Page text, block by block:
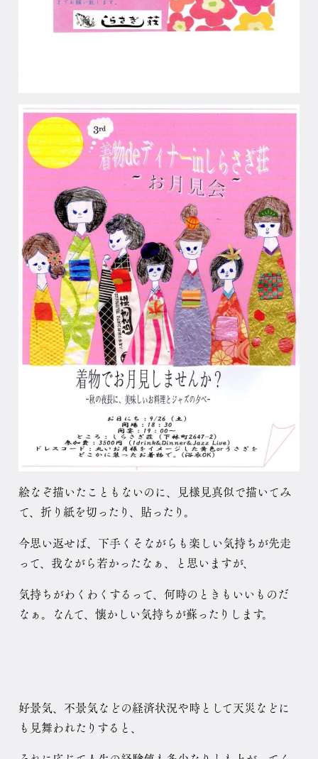
絵なぞ描いたこともないのに、見様見真似で描いてみ
て、折り紙を切ったり、貼ったり。
今思い返せば、下手くそながらも楽しい気持ちが先走
って、我ながら若かったなぁ、と思いますが、
気持ちがわくわくするって、何時のときもいいものだ
なぁ。なんて、懐かしい気持ちが蘇ったりします。
好景気、不景気などの経済状況や時として天災などに
も見舞われたりすると、